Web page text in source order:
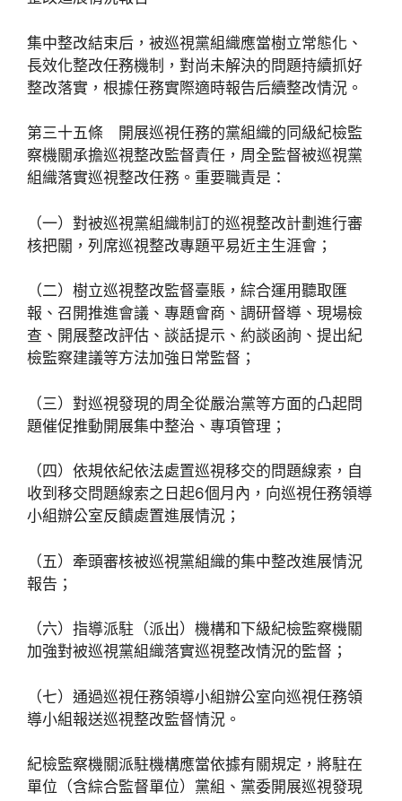
集中整改結束后，被巡視黨組織應當樹立常態化、
長效化整改任務機制，對尚未解決的問題持續抓好
整改落實，根據任務實際適時報告后續整改情況。
第三十五條 開展巡視任務的黨組織的同級紀檢監
察機關承擔巡視整改監督責任，周全監督被巡視黨
組織落實巡視整改任務。重要職責是：
（一）對被巡視黨組織制訂的巡視整改計劃進行審
核把關，列席巡視整改專題平易近主生涯會；
（二）樹立巡視整改監督臺賬，綜合運用聽取匯
報、召開推進會議、專題會商、調研督導、現場檢
查、開展整改評估、談話提示、約談函詢、提出紀
檢監察建議等方法加強日常監督；
（三）對巡視發現的周全從嚴治黨等方面的凸起問
題催促推動開展集中整治、專項管理；
（四）依規依紀依法處置巡視移交的問題線索，自
收到移交問題線索之日起6個月內，向巡視任務領導
小組辦公室反饋處置進展情況；
（五）牽頭審核被巡視黨組織的集中整改進展情況
報告；
（六）指導派駐（派出）機構和下級紀檢監察機關
加強對被巡視黨組織落實巡視整改情況的監督；
（七）通過巡視任務領導小組辦公室向巡視任務領
導小組報送巡視整改監督情況。
紀檢監察機關派駐機構應當依據有關規定，將駐在
單位（含綜合監督單位）黨組、黨委開展巡視發現